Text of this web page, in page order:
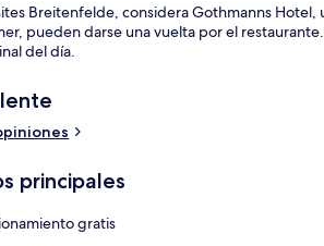
Breitenfelde, considera Gothmanns
pueden darse una vuelta por el
del día.
principales
gratis